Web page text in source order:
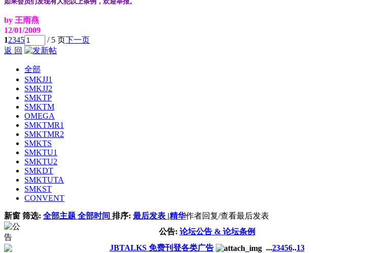
by 王雨燕
12/01/2009
12345 / 5 页下一页
返 回
全部
SMKJJ1
SMKJJ2
SMKTP
SMKTM
OMEGA
SMKTMR1
SMKTMR2
SMKTS
SMKTU1
SMKTU2
SMKDT
SMKTUTA
SMKST
CONVENT
新窗 筛选: 全部主题 全部时间 排序: 最后发表 |精华作者回复/查看最后发表
公告: 论坛公告 & 论坛条例
JBTALKS 免费刊登各类广告
...23456..13